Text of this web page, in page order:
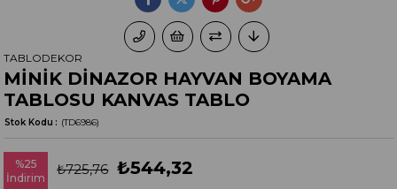
MİNİK DİNAZOR HAYVAN BOYAMA
TABLOSU KANVAS TABLO
(TD6986)
Stok Kodu
TABLODEKOR
%25
İndirim
₺725,76 ₺544,32